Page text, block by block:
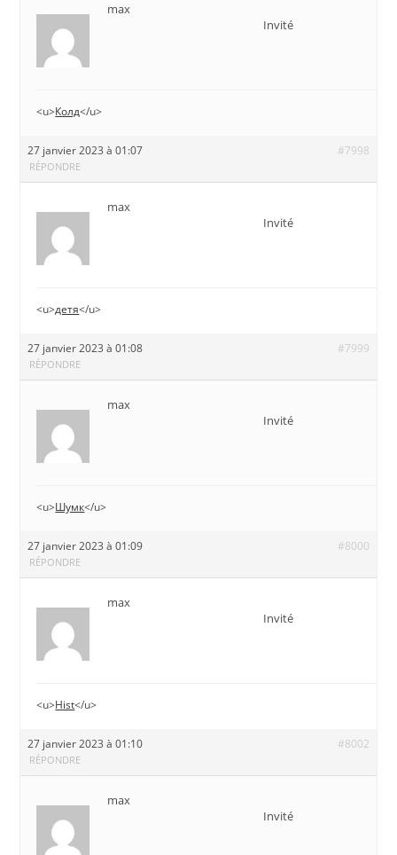
max
Invité
<u>Колд</u>
27 janvier 2023 à 01:07 #7998
RÉPONDRE
max
Invité
<u>детя</u>
27 janvier 2023 à 01:08 #7999
RÉPONDRE
max
Invité
<u>Шумк</u>
27 janvier 2023 à 01:09 #8000
RÉPONDRE
max
Invité
<u>Hist</u>
27 janvier 2023 à 01:10 #8002
RÉPONDRE
max
Invité